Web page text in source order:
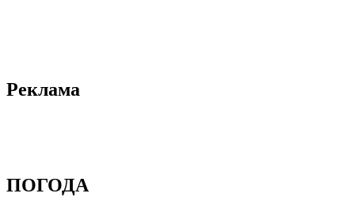
Реклама
ПОГОДА